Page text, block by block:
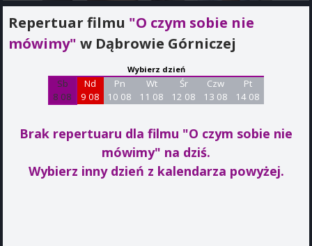
Repertuar filmu "O czym sobie nie
mówimy" w Dąbrowie Górniczej
Wybierz dzień
Sb
8 08
Nd
9 08
Pn
10 08
Wt
11 08
Śr
12 08
Czw
13 08
Pt
14 08
Brak repertuaru dla filmu "O czym sobie nie
mówimy" na dziś.
Wybierz inny dzień z kalendarza powyżej.